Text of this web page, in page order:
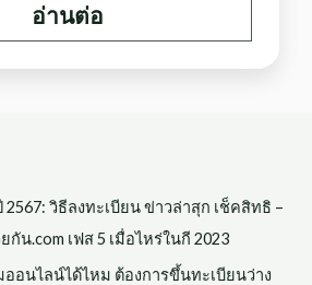
อ่านต่อ
2567: วิธีลงทะเบียน ข่าวล่าสุก เช็คสิทธิ –
กัน.com เฟส 5 เมื่อไหร่ในกี 2023
อนไลน์ได้ไหม ต้องการขึ้นทะเบียนว่าง